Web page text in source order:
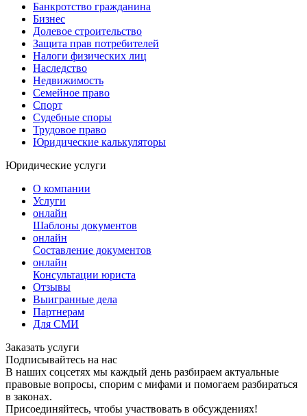
Банкротство гражданина
Бизнес
Долевое строительство
Защита прав потребителей
Налоги физических лиц
Наследство
Недвижимость
Семейное право
Спорт
Судебные споры
Трудовое право
Юридические калькуляторы
Юридические услуги
О компании
Услуги
онлайн
Шаблоны документов
онлайн
Составление документов
онлайн
Консультации юриста
Отзывы
Выигранные дела
Партнерам
Для СМИ
Заказать услуги
Подписывайтесь на нас
В наших соцсетях мы каждый день разбираем актуальные
правовые вопросы, спорим с мифами и помогаем разбираться
в законах.
Присоединяйтесь, чтобы участвовать в обсуждениях!